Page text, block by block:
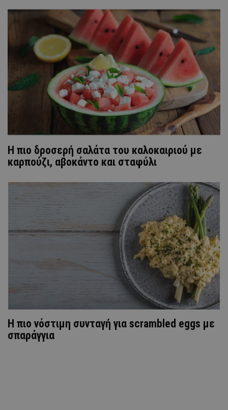
Η πιο δροσερή σαλάτα του καλοκαιριού με
καρπούζι, αβοκάντο και σταφύλι
Η πιο νόστιμη συνταγή για scrambled eggs με
σπαράγγια